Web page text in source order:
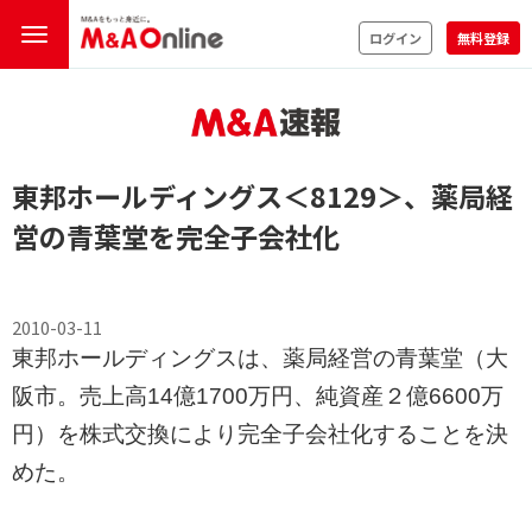
ログイン 無料登録
東邦ホールディングス＜8129＞、薬局経
営の青葉堂を完全子会社化
2010-03-11
東邦ホールディングスは、薬局経営の青葉堂（大
阪市。売上高14億1700万円、純資産２億6600万
円）を株式交換により完全子会社化することを決
めた。